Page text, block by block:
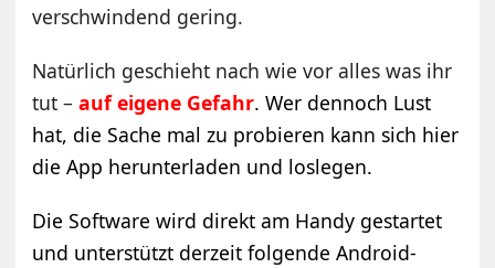
verschwindend gering.
Natürlich geschieht nach wie vor alles was ihr
tut –auf eigene Gefahr. Wer dennoch Lust
hat, die Sache mal zu probieren kann sich hier
die App herunterladen und loslegen.
Die Software wird direkt am Handy gestartet
und unterstützt derzeit folgende Android-